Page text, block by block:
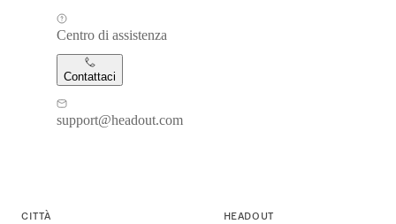
Centro di assistenza
Contattaci
support@headout.com
CITTÀ HEADOUT